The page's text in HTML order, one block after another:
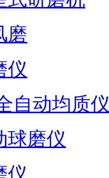
磨
仪
自动均质
球磨仪
仪